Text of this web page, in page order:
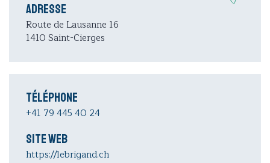
Adresse
Route de Lausanne 16
1410 Saint-Cierges
Téléphone
+41 79 445 40 24
Site web
https://lebrigand.ch